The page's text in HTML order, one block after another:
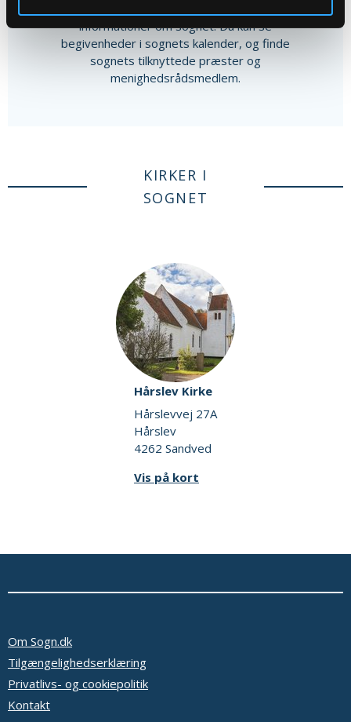
informationer om sognet. Du kan se
begivenheder i sognets kalender, og finde
sognets tilknyttede præster og
menighedsrådsmedlem.
KIRKER I
SOGNET
Hårslev Kirke
Hårslevvej 27A
Hårslev
4262 Sandved
Vis på kort
Om Sogn.dk
Tilgængelighedserklæring
Privatlivs- og cookiepolitik
Kontakt